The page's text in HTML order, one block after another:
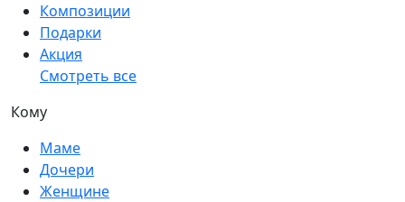
Композиции
Подарки
Акция
Смотреть все
Кому
Маме
Дочери
Женщине